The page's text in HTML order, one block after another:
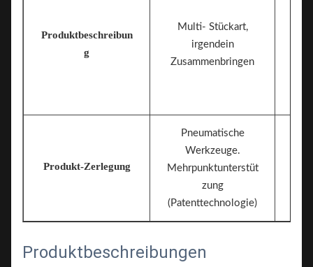
Produktbeschreibun
g
Multi- Stückart,
irgendein
Zusammenbringen
Produkt-Zerlegung
Pneumatische
Werkzeuge.
Mehrpunktunterstüt
zung
(Patenttechnologie)
Produktbeschreibungen